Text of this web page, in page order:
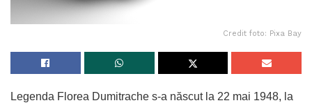
Credit foto: Pixa Bay
Legenda Florea Dumitrache s-a născut la 22 mai 1948, la